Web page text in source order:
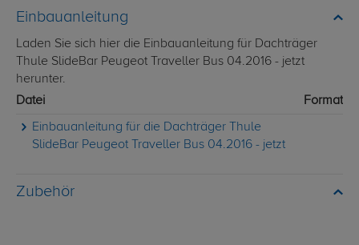
Einbauanleitung
Laden Sie sich hier die Einbauanleitung für Dachträger
Thule SlideBar Peugeot Traveller Bus 04.2016 - jetzt
herunter.
Datei
Format
Einbauanleitung für die Dachträger Thule
SlideBar Peugeot Traveller Bus 04.2016 - jetzt
Zubehör